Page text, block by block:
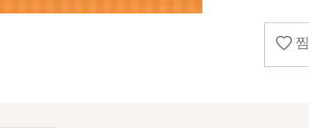
찜